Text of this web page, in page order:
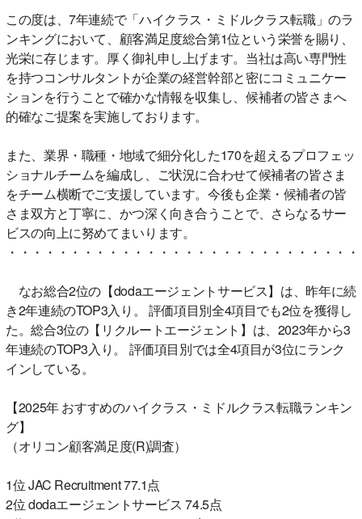
この度は、7年連続で「ハイクラス・ミドルクラス転職」のラ
ンキングにおいて、顧客満足度総合第1位という栄誉を賜り、
光栄に存じます。厚く御礼申し上げます。当社は高い専門性
を持つコンサルタントが企業の経営幹部と密にコミュニケー
ションを行うことで確かな情報を収集し、候補者の皆さまへ
的確なご提案を実施しております。
また、業界・職種・地域で細分化した170を超えるプロフェッ
ショナルチームを編成し、ご状況に合わせて候補者の皆さま
をチーム横断でご支援しています。今後も企業・候補者の皆
さま双方と丁寧に、かつ深く向き合うことで、さらなるサー
ビスの向上に努めてまいります。
・・・・・・・・・・・・・・・・・・・・・・・・・・・
なお総合2位の【dodaエージェントサービス】は、昨年に続
き2年連続のTOP3入り。 評価項目別全4項目でも2位を獲得し
た。総合3位の【リクルートエージェント】は、2023年から3
年連続のTOP3入り。 評価項目別では全4項目が3位にランク
インしている。
【2025年 おすすめのハイクラス・ミドルクラス転職ランキン
グ】
（オリコン顧客満足度(R)調査）
1位 JAC Recruitment 77.1点
2位 dodaエージェントサービス 74.5点